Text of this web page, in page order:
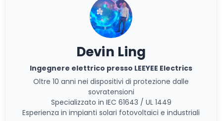
Devin Ling
Ingegnere elettrico presso LEEYEE Electrics
Oltre 10 anni nei dispositivi di protezione dalle
sovratensioni
Specializzato in IEC 61643 / UL 1449
Esperienza in impianti solari fotovoltaici e industriali